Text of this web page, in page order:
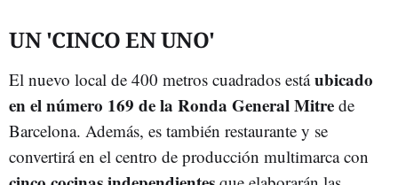
UN 'CINCO EN UNO'
El nuevo local de 400 metros cuadrados estáubicado
en el número 169 de la Ronda General Mitre de
Barcelona. Además, es también restaurante y se
convertirá en el centro de producción multimarca con